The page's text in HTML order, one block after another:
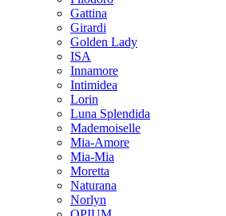
Gattina
Girardi
Golden Lady
ISA
Innamore
Intimidea
Lorin
Luna Splendida
Mademoiselle
Mia-Amore
Mia-Mia
Moretta
Naturana
Norlyn